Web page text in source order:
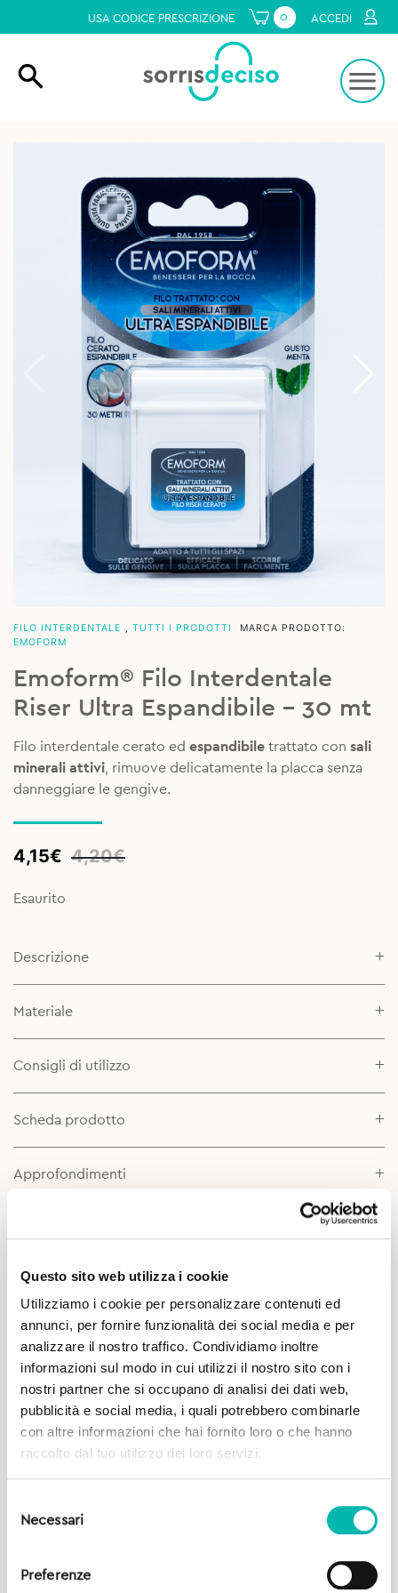
Questo sito web utilizza i cookie
Utilizziamo i cookie per personalizzare contenuti ed
annunci, per fornire funzionalità dei social media e per
analizzare il nostro traffico. Condividiamo inoltre
informazioni sul modo in cui utilizzi il nostro sito con i
nostri partner che si occupano di analisi dei dati web,
pubblicità e social media, i quali potrebbero combinarle
con altre informazioni che hai fornito loro o che hanno
raccolto dal tuo utilizzo dei loro servizi.
delNecessari
Preferenze
USA CODICE PRESCRIZIONE 0 ACCEDI
FILO INTERDENTALE TUTTI I PRODOTTI
MARCA PRODOTTO:
EMOFORM
Emoform® Filo Interdentale
Riser Ultra Espandibile – 30 mt
Filo interdentale cerato ed espandibile trattato con sali
minerali attivi , rimuove delicatamente la placca senza
danneggiare le gengive.
4,20€
Original
was:
4,15€
Current
is:
Esaurito
Descrizione
Materiale
Consigli di utilizzo
Scheda prodotto
Approfondimenti
Potrebbe Interessarti